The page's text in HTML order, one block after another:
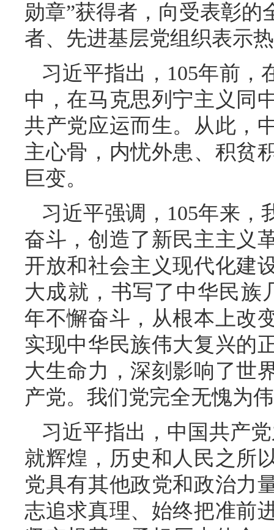
勋章”获得者，向受表彰
者、先进基层党组织表示
习近平指出，105年前，
中，在马克思列宁主义同
共产党应运而生。从此，
主心骨，内忧外患、积贫
巨变。
习近平强调，105年来，
奋斗，创造了新民主主义
开放和社会主义现代化建
大成就，书写了中华民族
年不懈奋斗，从根本上改
实现中华民族伟大复兴的
大生命力，深刻影响了世
产党。我们党完全无愧为
习近平指出，中国共产
就辉煌，历史和人民之所
党具有其他政党和政治力
志追求真理、始终把准前